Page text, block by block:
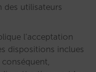
des utilisateurs
l’acceptation
dispositions inclues